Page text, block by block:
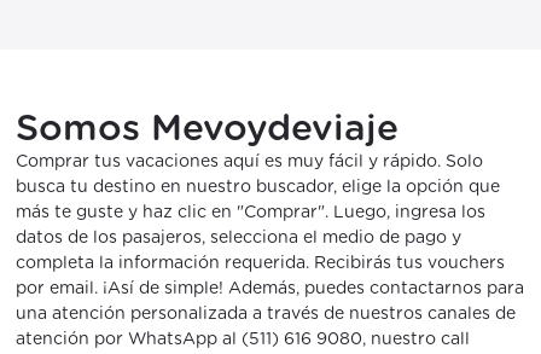
Somos Mevoydeviaje
Comprar tus vacaciones aquí es muy fácil y rápido. Solo
busca tu destino en nuestro buscador, elige la opción que
más te guste y haz clic en "Comprar". Luego, ingresa los
datos de los pasajeros, selecciona el medio de pago y
completa la información requerida. Recibirás tus vouchers
por email. ¡Así de simple! Además, puedes contactarnos para
una atención personalizada a través de nuestros canales de
atención por WhatsApp al (511) 616 9080, nuestro call